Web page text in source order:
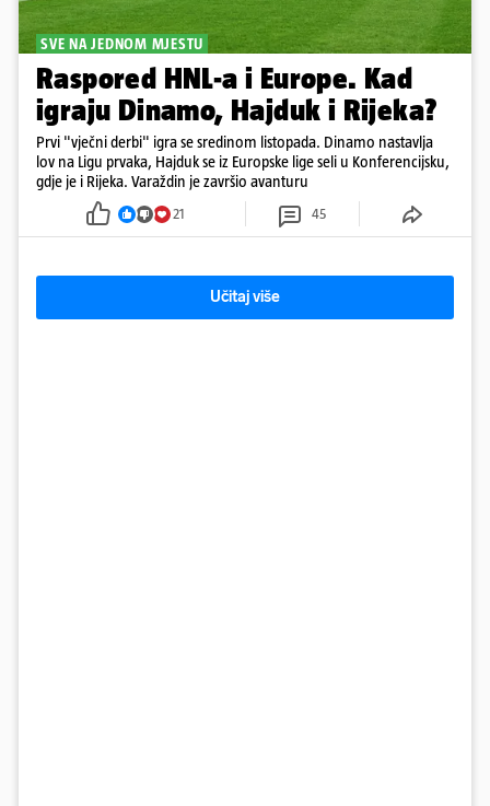
SVE NA JEDNOM MJESTU
Raspored HNL-a i Europe. Kad
igraju Dinamo, Hajduk i Rijeka?
Prvi "vječni derbi" igra se sredinom listopada. Dinamo nastavlja
lov na Ligu prvaka, Hajduk se iz Europske lige seli u Konferencijsku,
gdje je i Rijeka. Varaždin je završio avanturu
21 45
Učitaj više